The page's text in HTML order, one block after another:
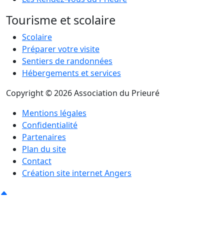
Tourisme et scolaire
Scolaire
Préparer votre visite
Sentiers de randonnées
Hébergements et services
Copyright © 2026 Association du Prieuré
Mentions légales
Confidentialité
Partenaires
Plan du site
Contact
Création site internet Angers